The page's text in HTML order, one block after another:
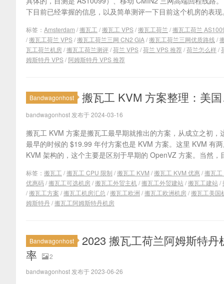
下目前已经掌握的信息，以及简单测评一下目前这个机房的表
标签： Amsterdam /搬瓦工 /搬瓦工 VPS/搬瓦工荷兰 /搬瓦工荷兰
/搬瓦工荷兰 VPS/搬瓦工荷兰三网 CN2 GIA/搬瓦工荷兰三网优质路线 /
瓦工荷兰机房/搬瓦工荷兰测评/荷兰 VPS/荷兰 VPS 推荐/荷兰怎么样/
姆斯特丹 VPS/阿姆斯特丹 VPS 推荐
Bandwagonhost 搬瓦工 KVM 方案整理：美
bandwagonhost 发布于 2024-03-16
搬瓦工 KVM 方案是搬瓦工最早期就推出的方案，从成立之初
最早的时候的 $19.99 年付方案也是 KVM 方案。这里 KVM 有
KVM 架构的，这个主要是区别于早期的 OpenVZ 方案。当然，
标签： 搬瓦工 /搬瓦工 CPU 限制 /搬瓦工 KVM /搬瓦工 KVM 优惠/搬瓦
优惠码/搬瓦工可选机房/搬瓦工外贸主机/搬瓦工外贸建站/搬瓦工建站/
/搬瓦工方案 /搬瓦工机房汇总 /搬瓦工欧洲 /搬瓦工欧洲机房/搬瓦工美国
姆斯特丹/搬瓦工阿姆斯特丹机房
Bandwagonhost
2023 搬瓦工荷兰阿姆斯特
率
2
bandwagonhost 发布于 2023-06-26